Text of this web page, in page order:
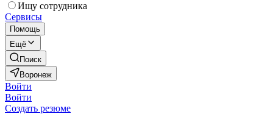
Ищу сотрудника
Сервисы
Помощь
Ещё
Поиск
Воронеж
Войти
Войти
Создать резюме